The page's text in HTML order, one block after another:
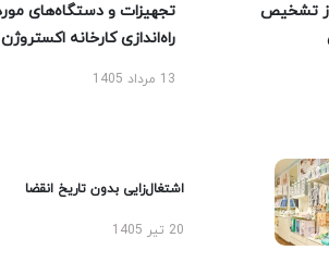
تشخیص
تجهیزات و دستگاه‌های
راه‌اندازی کارخانه اکستروژن
13 مرداد 1405
اشتغال‌زایی بدون تاریخ انقضا
20 تیر 1405